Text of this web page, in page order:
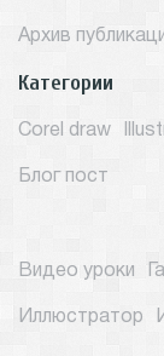
Архив
Категории
Corel draw
Блог пост
Видео уроки
Иллюстратор